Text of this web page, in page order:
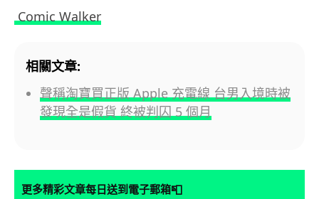
Comic Walker
相關文章:
聲稱淘寶買正版 Apple 充電線 台男入境時被
發現全是假貨 終被判囚 5 個月
更多精彩文章每日送到電子郵箱📮